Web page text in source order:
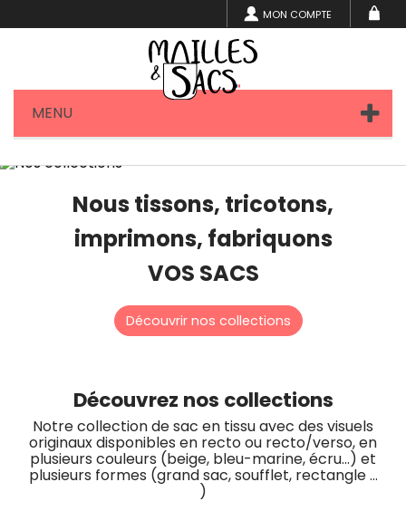
MON COMPTE
MENU
Nous tissons, tricotons,
imprimons, fabriquons
VOS SACS
Découvrir nos collections
Découvrez nos collections
Notre collection de sac en tissu avec des visuels
originaux disponibles en recto ou recto/verso, en
plusieurs couleurs (beige, bleu-marine, écru…) et
plusieurs formes (grand sac, soufflet, rectangle …
)